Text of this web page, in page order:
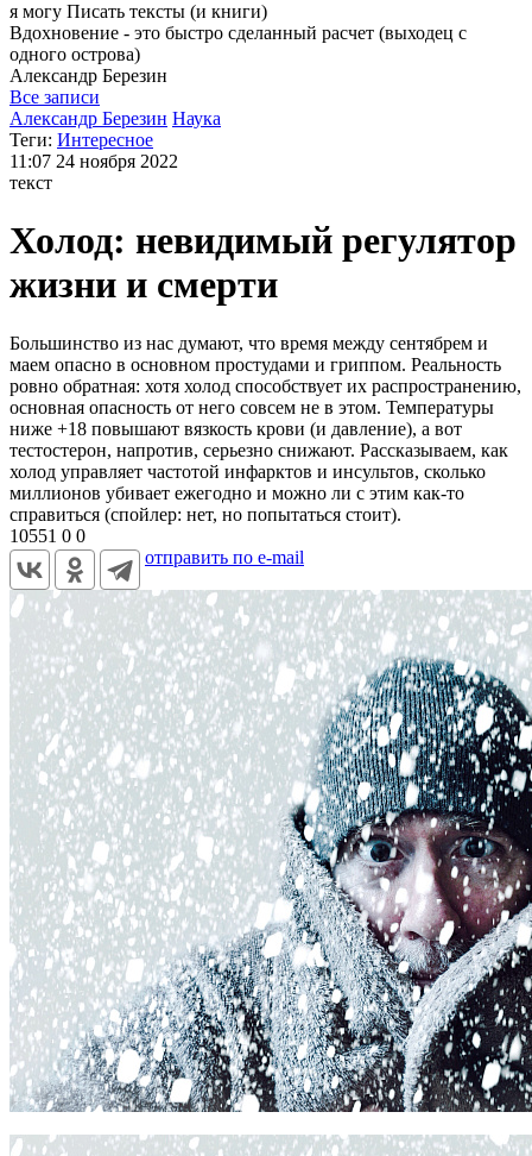
я могу Писать тексты (и книги)
Вдохновение - это быстро сделанный расчет (выходец с
одного острова)
Александр Березин
Все записи
Александр Березин Наука
Теги: Интересное
11:07 24 ноября 2022
текст
Холод: невидимый регулятор
жизни и смерти
Большинство из нас думают, что время между сентябрем и
маем опасно в основном простудами и гриппом. Реальность
ровно обратная: хотя холод способствует их распространению,
основная опасность от него совсем не в этом. Температуры
ниже +18 повышают вязкость крови (и давление), а вот
тестостерон, напротив, серьезно снижают. Рассказываем, как
холод управляет частотой инфарктов и инсультов, сколько
миллионов убивает ежегодно и можно ли с этим как-то
справиться (спойлер: нет, но попытаться стоит).
10551 0 0
отправить по e-mail